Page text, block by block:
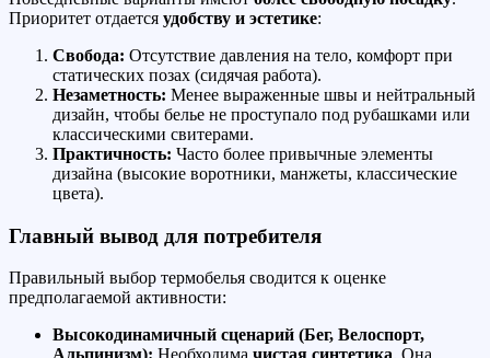
Приоритет отдается удобству и эстетике:
Свобода: Отсутствие давления на тело, комфорт при
статических позах (сидячая работа).
Незаметность: Менее выраженные швы и нейтральный
дизайн, чтобы белье не проступало под рубашками или
классическими свитерами.
Практичность: Часто более привычные элементы
дизайна (высокие воротники, манжеты, классические
цвета).
Главный вывод для потребителя
Правильный выбор термобелья сводится к оценке
предполагаемой активности:
Высокодинамичный сценарий (Бег, Велоспорт,